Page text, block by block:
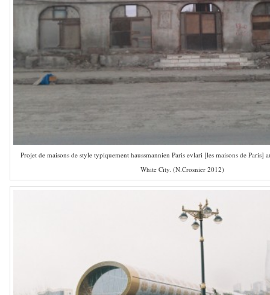
Projet de maisons de style typiquement haussmannien Paris evlari [les maisons de Paris]
White City. (N.Crosnier 2012)